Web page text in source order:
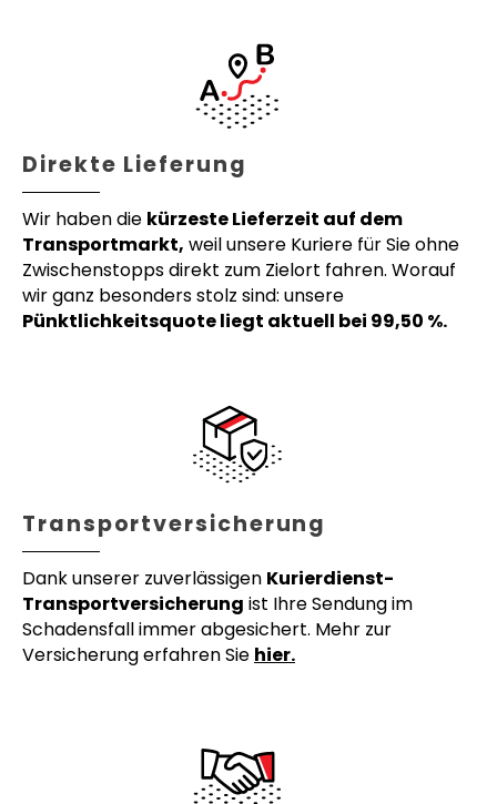
Direkte Lieferung
Wir haben die kürzeste Lieferzeit auf dem
Transportmarkt, weil unsere Kuriere für Sie ohne
Zwischenstopps direkt zum Zielort fahren. Worauf
wir ganz besonders stolz sind: unsere
Pünktlichkeitsquote liegt aktuell bei 99,50 %.
Transportversicherung
Dank unserer zuverlässigen Kurierdienst-
Transportversicherung ist Ihre Sendung im
Schadensfall immer abgesichert. Mehr zur
Versicherung erfahren Sie hier.